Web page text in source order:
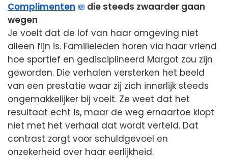
Complimenten
die steeds zwaarder gaan
wegen
Je voelt dat de lof van haar omgeving niet
alleen fijn is. Familieleden horen via haar vriend
hoe sportief en gedisciplineerd Margot zou zijn
geworden. Die verhalen versterken het beeld
van een prestatie waar zij zich innerlijk steeds
ongemakkelijker bij voelt. Ze weet dat het
resultaat echt is, maar de weg ernaartoe klopt
niet met het verhaal dat wordt verteld. Dat
contrast zorgt voor schuldgevoel en
onzekerheid over haar eerlijkheid.